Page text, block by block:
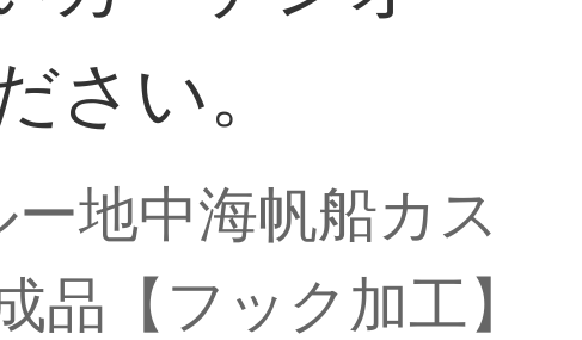
い。
地中海帆船カス
【フック加工】